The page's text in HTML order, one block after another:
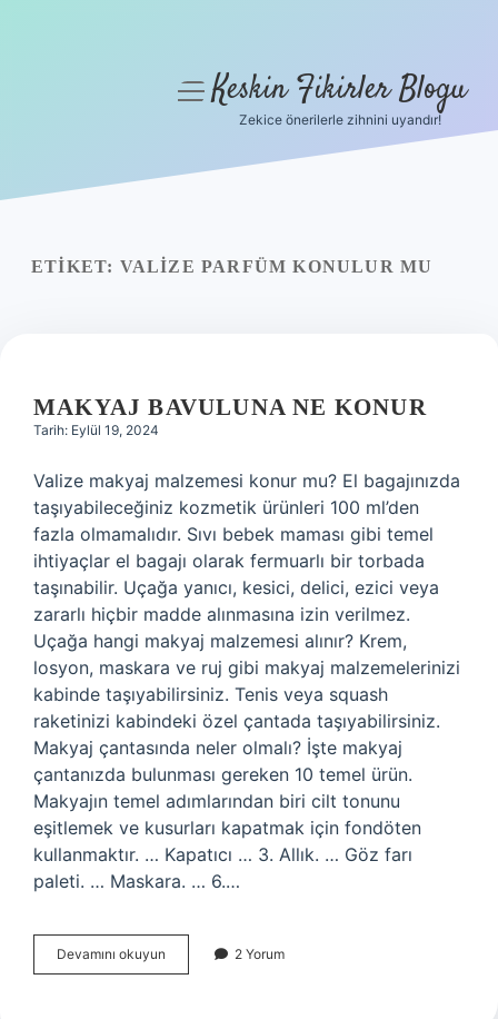
Yasal Uyarı
menüyüKeskin Fikirler Blogu
Zekice önerilerle zihnini uyandır!
ETIKET: VALIZE PARFÜM KONULUR MU
MAKYAJ BAVULUNA NE KONUR
Tarih: Eylül 19, 2024
Valize makyaj malzemesi konur mu? El bagajınızda
taşıyabileceğiniz kozmetik ürünleri 100 ml’den
fazla olmamalıdır. Sıvı bebek maması gibi temel
ihtiyaçlar el bagajı olarak fermuarlı bir torbada
taşınabilir. Uçağa yanıcı, kesici, delici, ezici veya
zararlı hiçbir madde alınmasına izin verilmez.
Uçağa hangi makyaj malzemesi alınır? Krem,
losyon, maskara ve ruj gibi makyaj malzemelerinizi
kabinde taşıyabilirsiniz. Tenis veya squash
raketinizi kabindeki özel çantada taşıyabilirsiniz.
Makyaj çantasında neler olmalı? İşte makyaj
çantanızda bulunması gereken 10 temel ürün.
Makyajın temel adımlarından biri cilt tonunu
eşitlemek ve kusurları kapatmak için fondöten
kullanmaktır. … Kapatıcı … 3. Allık. … Göz farı
paleti. … Maskara. … 6.…
Devamını okuyun
Bavuluna
2 Yorum